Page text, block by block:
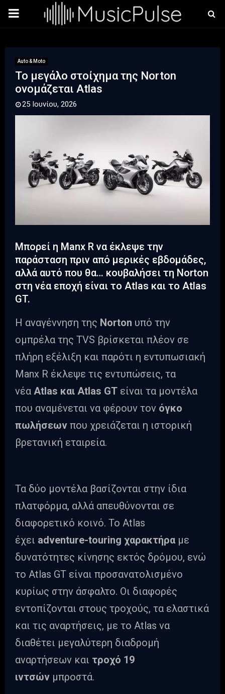
PRIMARY
Auto & Moto
Το μεγάλο στοίχημα της Norton
ονομάζεται Atlas
25 Ιουνίου, 2026
Μπορεί η Manx R να έκλεψε την
παράσταση πριν από μερικές εβδομάδες,
αλλά αυτό που θα… κουβαλήσει τη Norton
στη νέα εποχή είναι το Atlas και το Atlas
GT.
Η αναγέννηση της Norton υπό την
ομπρέλα της TVS βρίσκεται πλέον σε
πλήρη εξέλιξη και παρότι η εντυπωσιακή
Manx R έκλεψε τις εντυπώσεις, τα
νέα Atlas και Atlas GT είναι τα μοντέλα
που αναμένεται να φέρουν τον όγκο
πωλήσεων που χρειάζεται η ιστορική
βρετανική εταιρεία.
Τα δύο μοντέλα βασίζονται στην ίδια
πλατφόρμα, αλλά απευθύνονται σε
διαφορετικό κοινό. Το Atlas
έχει adventure-touring χαρακτήρα με
δυνατότητες κίνησης εκτός δρόμου, ενώ
το Atlas GT είναι προσανατολισμένο
κυρίως στην άσφαλτο. Οι διαφορές
εντοπίζονται στους τροχούς, τα ελαστικά
και τις αναρτήσεις, με το Atlas να
διαθέτει μεγαλύτερη διαδρομή
αναρτήσεων και τροχό 19
ιντσών μπροστά.